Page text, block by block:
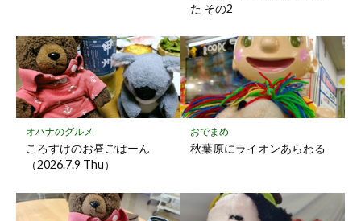
た その2
オハナのグルメ
ころすけのお昼ごはーん
（2026.7.9 Thu）
おでまめ
秋葉原にライオンあらわる